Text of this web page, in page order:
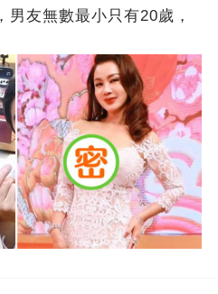
友無數最小只有20歲，